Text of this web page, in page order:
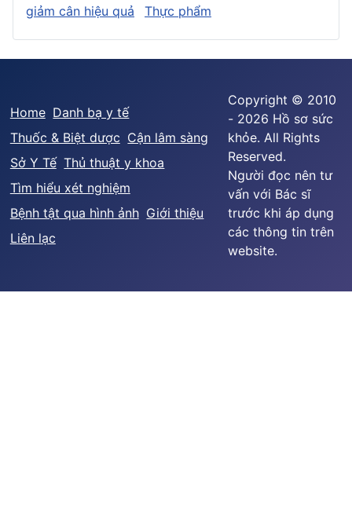
giảm cân hiệu quả Thực phẩm
Home Danh bạ y tế
Thuốc & Biệt dược Cận lâm sàng
Sở Y Tế Thủ thuật y khoa
Tìm hiểu xét nghiệm
Bệnh tật qua hình ảnh Giới thiệu
Liên lạc
Copyright © 2010
- 2026 Hồ sơ sức
khỏe. All Rights
Reserved.
Người đọc nên tư
vấn với Bác sĩ
trước khi áp dụng
các thông tin trên
website.